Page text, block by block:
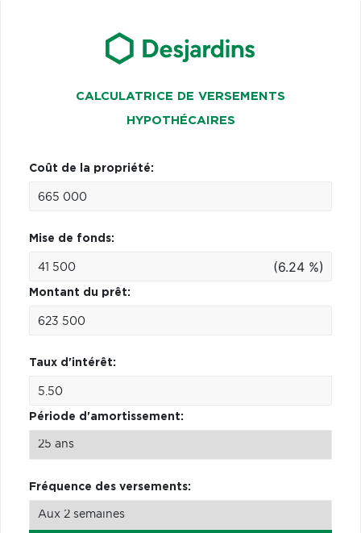
CALCULATRICE DE VERSEMENTS
HYPOTHÉCAIRES
Coût de la propriété:
Mise de fonds:
(6.24 %)
Montant du prêt:
Taux d'intérêt:
Période d'amortissement:
Fréquence des versements: